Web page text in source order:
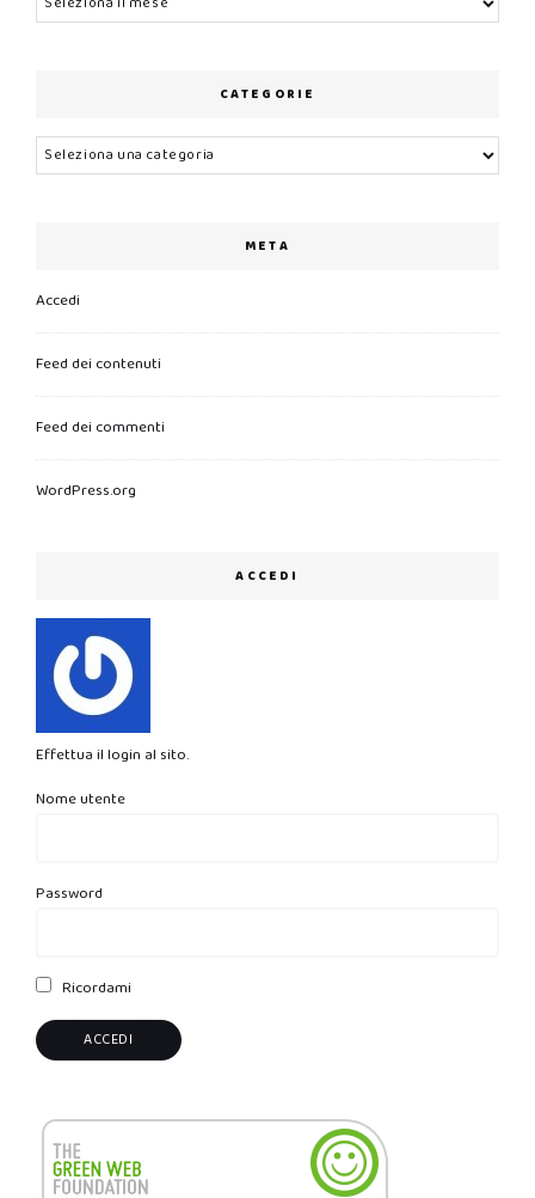
CATEGORIE
Categorie
META
Accedi
Feed dei contenuti
Feed dei commenti
WordPress.org
ACCEDI
Effettua il login al sito.
Nome utente
Password
Ricordami